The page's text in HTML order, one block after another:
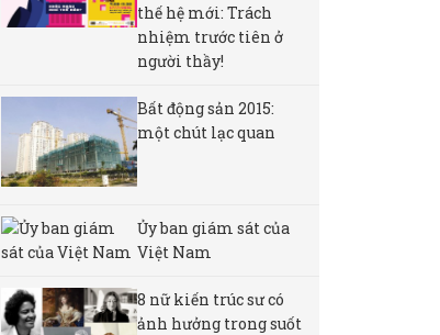
thế hệ mới: Trách
nhiệm trước tiên ở
người thầy!
Bất động sản 2015:
một chút lạc quan
Ủy ban giám sát của
Việt Nam
8 nữ kiến ​​trúc sư có
ảnh hưởng trong suốt